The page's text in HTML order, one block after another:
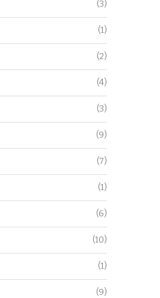
(3)
(1)
(2)
(4)
(3)
(9)
(7)
(1)
(6)
(10)
(1)
(9)